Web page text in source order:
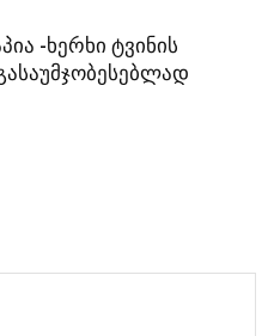
-ხერხი ტვინის